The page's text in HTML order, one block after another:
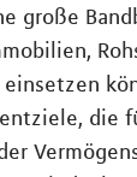
große
die